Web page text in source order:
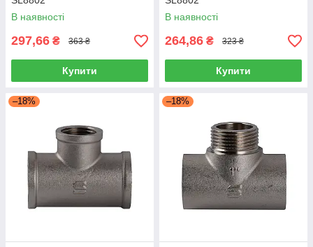
В наявності
297,66 ₴ 363 ₴
Купити
В наявності
264,86 ₴ 323 ₴
Купити
–18% –18%